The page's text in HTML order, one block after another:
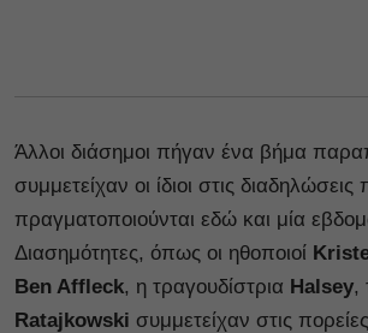
Άλλοι διάσημοι πήγαν ένα βήμα
συμμετείχαν οι ίδιοι στις διαδηλώσεις
πραγματοποιούνται εδώ και μία
Διασημότητες, όπως οι ηθοποιοί
Ben Affleck, η τραγουδίστρια Halsey,
Ratajkowski συμμετείχαν στις